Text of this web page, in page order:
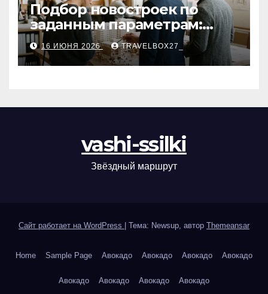
Подбор новостроек по
заданным параметрам:
критерии и этапы
16 ИЮНЯ 2026 TRAVELBOX27_
vashi-ssilki
Звёздный маршрут
Сайт работает на WordPress Тема: Newsup, автор Themeansar
Home Sample Page Авокадо Авокадо Авокадо Авокадо
Авокадо Авокадо Авокадо Авокадо